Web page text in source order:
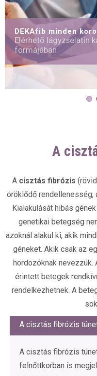
DEKAfib minden
Elérhető lágyzselatin
formájában
A
Acisztás fibrózis
öröklődő rendellenesség,
Kialakulását hibás
genetikai betegség
azoknál alakul ki, akik
géneket. Akik csak az
hordozóknak
érintett betegek
rendelkezhetnek. A
A cisztás fibrózis
A cisztás fibrózis
felnőttkorban is